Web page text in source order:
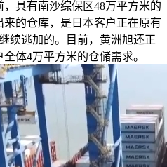
具有南沙综保区48万平方米的
的仓库，是日本客户正在原有
续逃加的。目前，黄洲旭还正
体4万平方米的仓储需求。